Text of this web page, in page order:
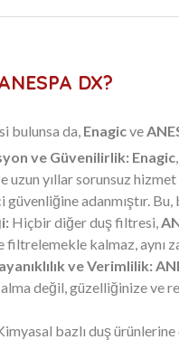
DX?
bulunsa da, Enagicve
ve Güvenilirlik: Enagic
uzun yıllar sorunsuz
adanmıştır. Bu,
Hiçbir diğer duş filtresi,
kalmaz, aynı
ve Verimlilik:
değil, güzelliğinize ve
bazlı duş